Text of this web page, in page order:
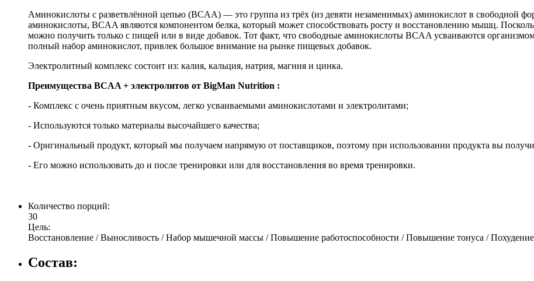
Аминокислоты с разветвлённой цепью (BCAA) — это группа из трёх (из девяти незаменимых) аминокислот в свободной
аминокислоты, BCAA являются компонентом белка, который может способствовать росту и восстановлению мышц.
можно получить только с пищей или в виде добавок. Тот факт, что свободные аминокислоты BCAA усваиваются
полный набор аминокислот, привлек большое внимание на рынке пищевых добавок.
Электролитный комплекс состоит из: калия, кальция, натрия, магния и цинка.
Преимущества BCAA + электролитов от BigMan Nutrition :
- Комплекс с очень приятным вкусом, легко усваиваемыми аминокислотами и электролитами;
- Используются только материалы высочайшего качества;
- Оригинальный продукт, который мы получаем напрямую от поставщиков, поэтому при использовании продукта вы
- Его можно использовать до и после тренировки или для восстановления во время тренировки.
Количество порций:
30
Цель:
Восстановление / Выносливость / Набор мышечной массы / Повышение работоспособности / Повышение тонуса / Похудение
Состав: